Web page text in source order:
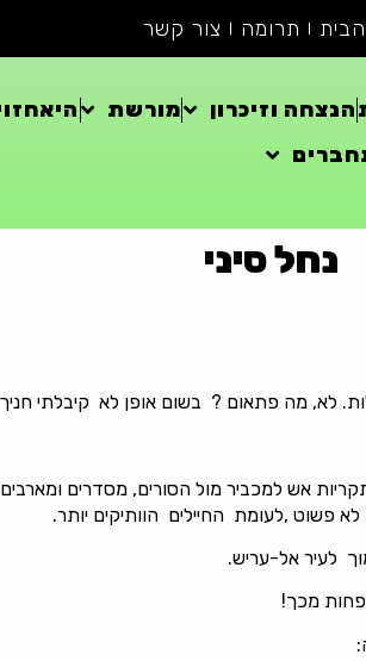
תרומה צור קשר
הנצחה וזיכרון מורשת
נחל סיני
אש למכביר מול הסורים, מסדרים
פשוט ,לעומת החיילים הוותיקים יותר.
לעיר אל-עריש.